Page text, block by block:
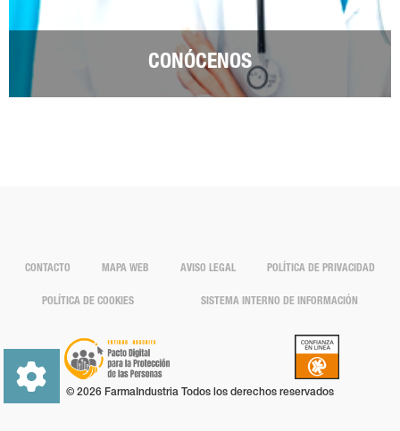
CONÓCENOS
CONTACTO MAPA WEB AVISO LEGAL POLÍTICA DE PRIVACIDAD
POLÍTICA DE COOKIES SISTEMA INTERNO DE INFORMACIÓN
© 2026 FarmaIndustria Todos los derechos reservados